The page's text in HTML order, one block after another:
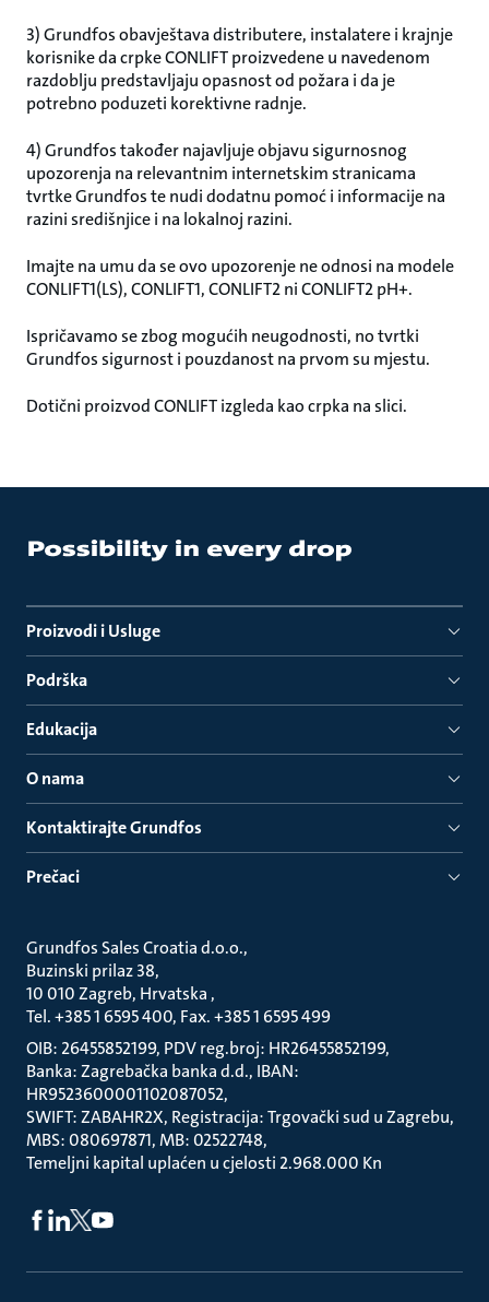
3) Grundfos obavještava distributere, instalatere i krajnje
korisnike da crpke CONLIFT proizvedene u navedenom
razdoblju predstavljaju opasnost od požara i da je
potrebno poduzeti korektivne radnje.
4) Grundfos također najavljuje objavu sigurnosnog
upozorenja na relevantnim internetskim stranicama
tvrtke Grundfos te nudi dodatnu pomoć i informacije na
razini središnjice i na lokalnoj razini.
Imajte na umu da se ovo upozorenje ne odnosi na modele
CONLIFT1(LS), CONLIFT1, CONLIFT2 ni CONLIFT2 pH+.
Ispričavamo se zbog mogućih neugodnosti, no tvrtki
Grundfos sigurnost i pouzdanost na prvom su mjestu.
Dotični proizvod CONLIFT izgleda kao crpka na slici.
Proizvodi i Usluge
Podrška
Edukacija
O nama
Kontaktirajte Grundfos
Prečaci
Grundfos Sales Croatia d.o.o.
Buzinski prilaz 38
10 010 Zagreb, Hrvatska
Tel. +385 1 6595 400, Fax. +385 1 6595 499
OIB: 26455852199, PDV reg.broj: HR26455852199
Banka: Zagrebačka banka d.d., IBAN:
HR9523600001102087052
SWIFT: ZABAHR2X, Registracija: Trgovački sud u Zagrebu
MBS: 080697871, MB: 02522748
Temeljni kapital uplaćen u cjelosti 2.968.000 Kn